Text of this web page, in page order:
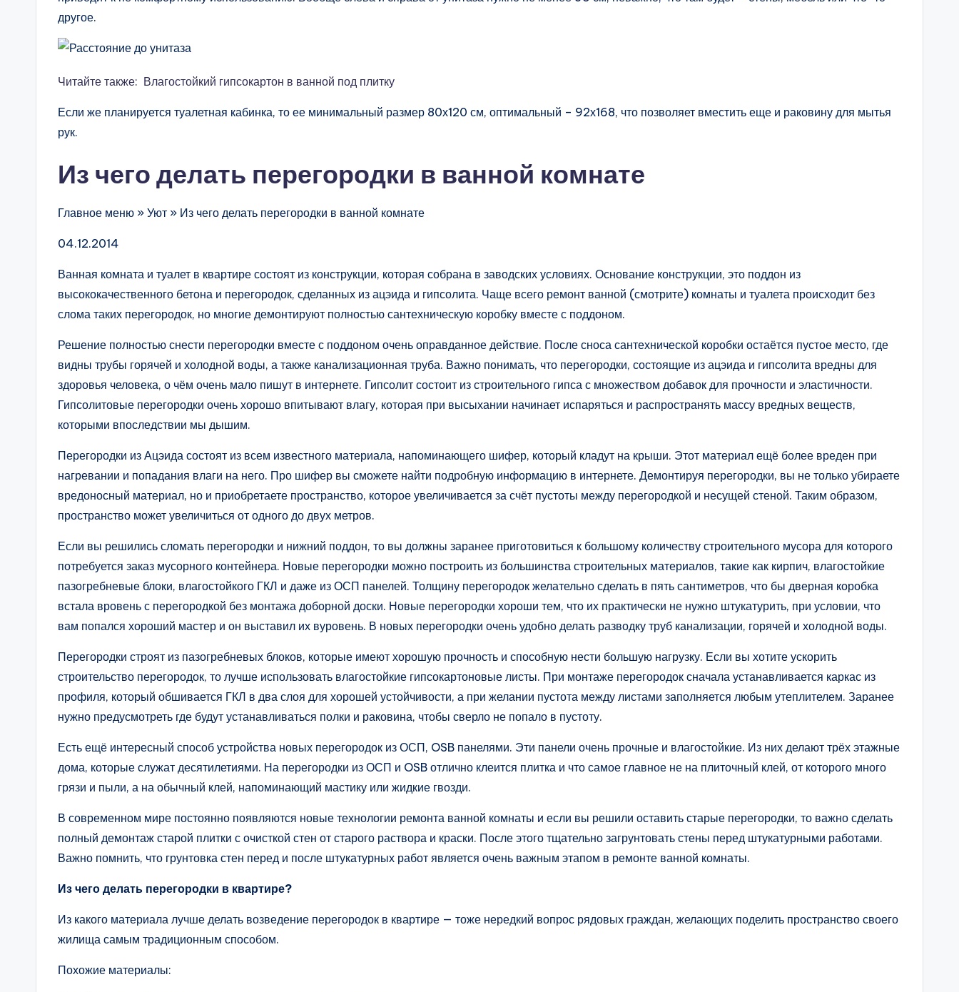
другое.
Читайте также: Влагостойкий гипсокартон в ванной под плитку
Если же планируется туалетная кабинка, то ее минимальный размер 80х120 см, оптимальный – 92х168, что позволяет вместить еще и раковину для мытья
рук.
Из чего делать перегородки в ванной комнате
Главное меню » Уют » Из чего делать перегородки в ванной комнате
04.12.2014
Ванная комната и туалет в квартире состоят из конструкции, которая собрана в заводских условиях. Основание конструкции, это поддон из
высококачественного бетона и перегородок, сделанных из ацэида и гипсолита. Чаще всего ремонт ванной (смотрите) комнаты и туалета происходит без
слома таких перегородок, но многие демонтируют полностью сантехническую коробку вместе с поддоном.
Решение полностью снести перегородки вместе с поддоном очень оправданное действие. После сноса сантехнической коробки остаётся пустое место, где
видны трубы горячей и холодной воды, а также канализационная труба. Важно понимать, что перегородки, состоящие из ацэида и гипсолита вредны для
здоровья человека, о чём очень мало пишут в интернете. Гипсолит состоит из строительного гипса с множеством добавок для прочности и эластичности.
Гипсолитовые перегородки очень хорошо впитывают влагу, которая при высыхании начинает испаряться и распространять массу вредных веществ,
которыми впоследствии мы дышим.
Перегородки из Ацэида состоят из всем известного материала, напоминающего шифер, который кладут на крыши. Этот материал ещё более вреден при
нагревании и попадания влаги на него. Про шифер вы сможете найти подробную информацию в интернете. Демонтируя перегородки, вы не только убираете
вредоносный материал, но и приобретаете пространство, которое увеличивается за счёт пустоты между перегородкой и несущей стеной. Таким образом,
пространство может увеличиться от одного до двух метров.
Если вы решились сломать перегородки и нижний поддон, то вы должны заранее приготовиться к большому количеству строительного мусора для которого
потребуется заказ мусорного контейнера. Новые перегородки можно построить из большинства строительных материалов, такие как кирпич, влагостойкие
пазогребневые блоки, влагостойкого ГКЛ и даже из ОСП панелей. Толщину перегородок желательно сделать в пять сантиметров, что бы дверная коробка
встала вровень с перегородкой без монтажа доборной доски. Новые перегородки хороши тем, что их практически не нужно штукатурить, при условии, что
вам попался хороший мастер и он выставил их вуровень. В новых перегородки очень удобно делать разводку труб канализации, горячей и холодной воды.
Перегородки строят из пазогребневых блоков, которые имеют хорошую прочность и способную нести большую нагрузку. Если вы хотите ускорить
строительство перегородок, то лучше использовать влагостойкие гипсокартоновые листы. При монтаже перегородок сначала устанавливается каркас из
профиля, который обшивается ГКЛ в два слоя для хорошей устойчивости, а при желании пустота между листами заполняется любым утеплителем. Заранее
нужно предусмотреть где будут устанавливаться полки и раковина, чтобы сверло не попало в пустоту.
Есть ещё интересный способ устройства новых перегородок из ОСП, OSB панелями. Эти панели очень прочные и влагостойкие. Из них делают трёх этажные
дома, которые служат десятилетиями. На перегородки из ОСП и OSB отлично клеится плитка и что самое главное не на плиточный клей, от которого много
грязи и пыли, а на обычный клей, напоминающий мастику или жидкие гвозди.
В современном мире постоянно появляются новые технологии ремонта ванной комнаты и если вы решили оставить старые перегородки, то важно сделать
полный демонтаж старой плитки с очисткой стен от старого раствора и краски. После этого тщательно загрунтовать стены перед штукатурными работами.
Важно помнить, что грунтовка стен перед и после штукатурных работ является очень важным этапом в ремонте ванной комнаты.
Из чего делать перегородки в квартире?
Из какого материала лучше делать возведение перегородок в квартире — тоже нередкий вопрос рядовых граждан, желающих поделить пространство своего
жилища самым традиционным способом.
Похожие материалы: